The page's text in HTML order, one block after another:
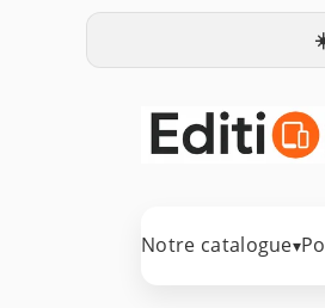
Notre catalogue▾